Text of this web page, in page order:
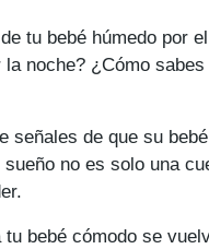
tu bebé húmedo por
noche? ¿Cómo
señales de que su
no es solo una
bebé cómodo se